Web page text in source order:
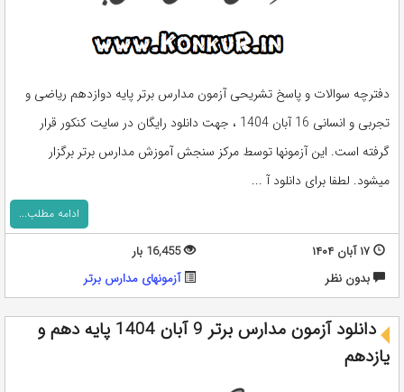
دفترچه سوالات و پاسخ تشریحی آزمون مدارس برتر پایه دوازدهم ریاضی و
تجربی و انسانی 16 آبان 1404 ، جهت دانلود رایگان در سایت کنکور قرار
گرفته است. این آزمونها توسط مرکز سنجش آموزش مدارس برتر برگزار
میشود. لطفا برای دانلود آ ...
ادامه مطلب...
۱۷ آبان ۱۴۰۴
16,455 بار
بدون نظر
آزمونهای مدارس برتر
دانلود آزمون مدارس برتر 9 آبان 1404 پایه دهم و
یازدهم